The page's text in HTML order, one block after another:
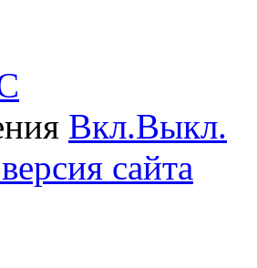
Вкл.Выкл.
сайта